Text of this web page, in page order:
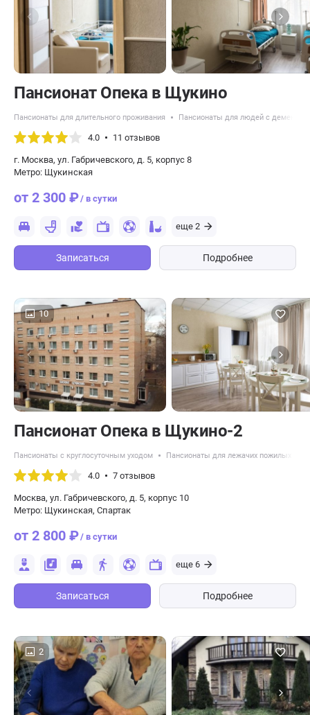
Пансионат Опека в Щукино
Пансионаты для длительного проживания Пансионаты для людей с
4.0 11 отзывов
г. Москва, ул. Габричевского, д. 5, корпус 8
Метро: Щукинская
от 2 300 ₽/ в сутки
еще 2
Записаться Подробнее
10
Пансионат Опека в Щукино-2
Пансионаты с круглосуточным уходом Пансионаты для лежачих пожилых
4.0 7 отзывов
Москва, ул. Габричевского, д. 5, корпус 10
Метро: Щукинская, Спартак
от 2 800 ₽/ в сутки
еще 6
Записаться Подробнее
2